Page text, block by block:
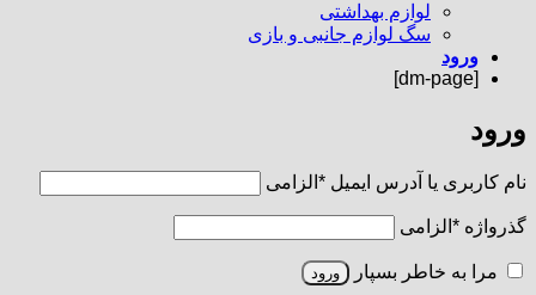
لوازم بهداشتی
سگ لوازم جانبی و بازی
ورود
[dm-page]
ورود
نام کاربری یا آدرس ایمیل * الزامی
گذرواژه * الزامی
مرا به خاطر بسپار ورود